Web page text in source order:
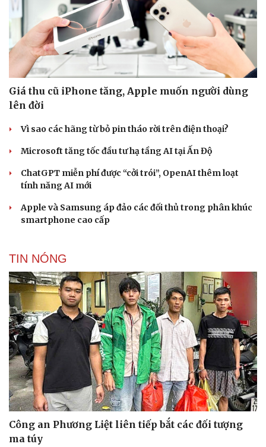
Cải chính
Giá thu cũ iPhone tăng, Apple muốn người dùng
lên đời
Vì sao các hãng từ bỏ pin tháo rời trên điện thoại?
Microsoft tăng tốc đầu tư hạ tầng AI tại Ấn Độ
ChatGPT miễn phí được “cởi trói”, OpenAI thêm loạt
tính năng AI mới
Apple và Samsung áp đảo các đối thủ trong phân khúc
smartphone cao cấp
TIN NÓNG
Công an Phương Liệt liên tiếp bắt các đối tượng
ma túy